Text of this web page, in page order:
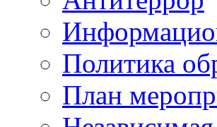
Политика
План